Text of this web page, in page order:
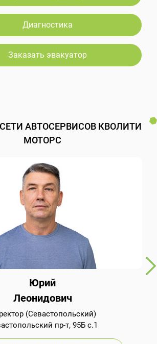
Диагностика
Заказать эвакуатор
АВТОСЕРВИСОВ КВОЛИТИ
МОТОРС
Юрий
Леонидович
(Севастопольский)
пр-т, 95Б с.1